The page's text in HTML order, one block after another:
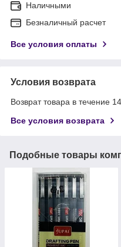
Наличными
Безналичный расчет
Все условия оплаты
Условия возврата
Возврат товара в течение
Все условия возврата
Подобные товары